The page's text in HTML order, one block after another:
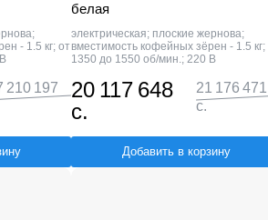
- 1.5 кг; от
210 197
белая
электрическая; плоские жернова;
вместимость кофейных зёрен - 1.5 кг;
1350 до 1550 об/мин.; 220 В
20 117 648
с.
21 176 471
с.
Добавить в корзину